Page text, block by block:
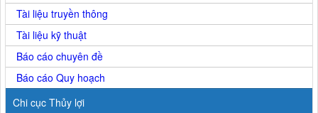
Tài liệu truyền thông
Tài liệu kỹ thuật
Báo cáo chuyên đề
Báo cáo Quy hoạch
Chi cục Thủy lợi